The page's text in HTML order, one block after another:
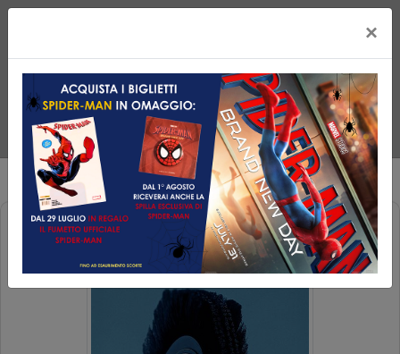
ODISSEA
×